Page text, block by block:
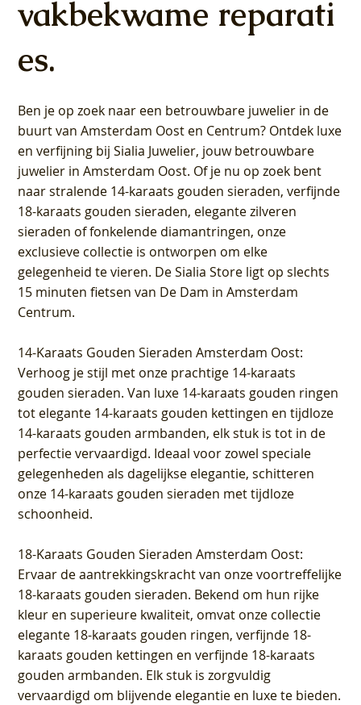
vakbekwame reparati
es.
Ben je op zoek naar een betrouwbare juwelier in de
buurt van Amsterdam Oost en Centrum? Ontdek luxe
en verfijning bij Sialia Juwelier, jouw betrouwbare
juwelier in Amsterdam Oost. Of je nu op zoek bent
naar stralende 14-karaats gouden sieraden, verfijnde
18-karaats gouden sieraden, elegante zilveren
sieraden of fonkelende diamantringen, onze
exclusieve collectie is ontworpen om elke
gelegenheid te vieren. De Sialia Store ligt op slechts
15 minuten fietsen van De Dam in Amsterdam
Centrum.
14-Karaats Gouden Sieraden Amsterdam Oost:
Verhoog je stijl met onze prachtige 14-karaats
gouden sieraden. Van luxe 14-karaats gouden ringen
tot elegante 14-karaats gouden kettingen en tijdloze
14-karaats gouden armbanden, elk stuk is tot in de
perfectie vervaardigd. Ideaal voor zowel speciale
gelegenheden als dagelijkse elegantie, schitteren
onze 14-karaats gouden sieraden met tijdloze
schoonheid.
18-Karaats Gouden Sieraden Amsterdam Oost:
Ervaar de aantrekkingskracht van onze voortreffelijke
18-karaats gouden sieraden. Bekend om hun rijke
kleur en superieure kwaliteit, omvat onze collectie
elegante 18-karaats gouden ringen, verfijnde 18-
karaats gouden kettingen en verfijnde 18-karaats
gouden armbanden. Elk stuk is zorgvuldig
vervaardigd om blijvende elegantie en luxe te bieden.